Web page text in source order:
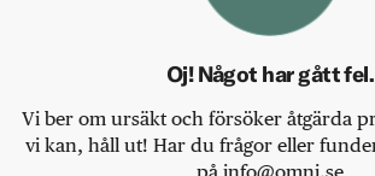
Oj! Något har gått fel.
Vi ber om ursäkt och försöker åtgärda
vi kan, håll ut! Har du frågor eller